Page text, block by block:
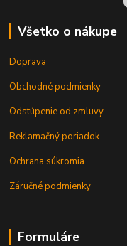
Všetko o nákupe
Doprava
Obchodné podmienky
Odstúpenie od zmluvy
Reklamačný poriadok
Ochrana súkromia
Záručné podmienky
Formuláre